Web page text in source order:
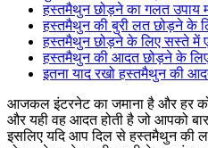
हस्तमैथुन छोड़ने का गलत उपाय
हस्तमैथुन की बुरी लत छोड़ने के
हस्तमैथुन छोड़ने के लिए सस्ते में
हस्तमैथुन की आदत छोड़ने के लिए
इतना याद रखो हस्तमैथुन की
आजकल इंटरनेट का जमाना है और हर
और यही वह आदत होती है जो आपको
इसलिए यदि आप दिल से हस्तमैथुन की